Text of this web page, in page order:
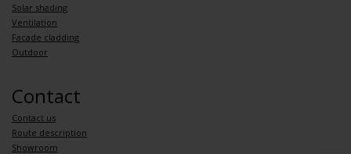
Solar shading
Ventilation
Facade cladding
Outdoor
Contact
Contact us
Route description
Showroom